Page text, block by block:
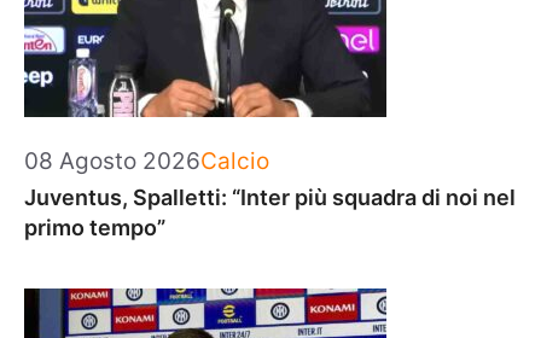
08 Agosto 2026Categorie
Calcio
Juventus, Spalletti: “Inter più squadra di noi nel
primo tempo”